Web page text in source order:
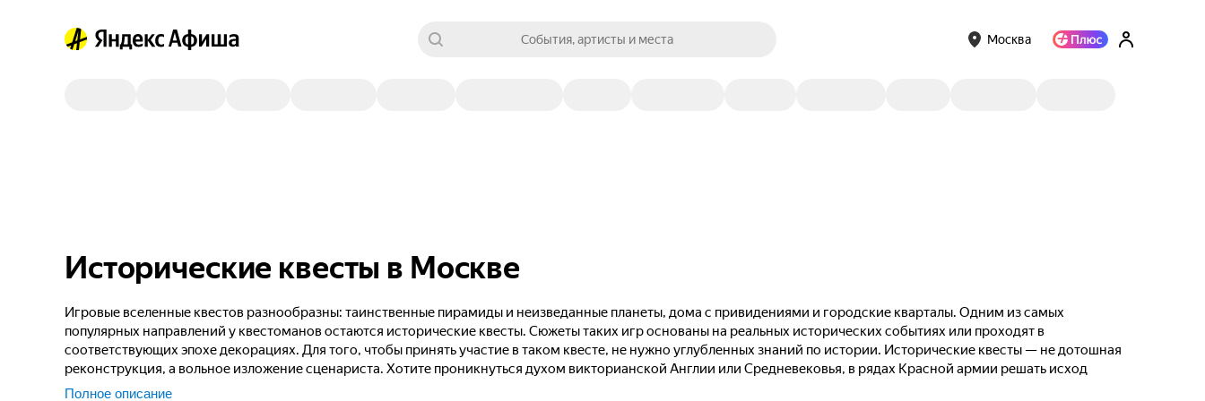
События, артисты и места Москва
Исторические квесты в Москве
Игровые вселенные квестов разнообразны: таинственные пирамиды и неизведанные планеты, дома с привидениями и городские кварталы. Одним из самых
популярных направлений у квестоманов остаются исторические квесты. Сюжеты таких игр основаны на реальных исторических событиях или проходят в
соответствующих эпохе декорациях. Для того, чтобы принять участие в таком квесте, не нужно углубленных знаний по истории. Исторические квесты — не дотошная
реконструкция, а вольное изложение сценариста. Хотите проникнуться духом викторианской Англии или Средневековья, в рядах Красной армии решать исход
Великой Отечественной войны — вы на правильном пути.
Полное описание